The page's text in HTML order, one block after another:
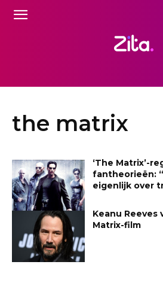
the matrix
‘The Matrix’-
fantheorieën:
eigenlijk over
Keanu
Matrix-film